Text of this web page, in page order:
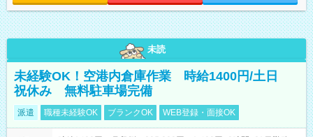
未読
未経験OK！空港内倉庫作業 時給1400円/土日
祝休み 無料駐車場完備
派遣 職種未経験OK ブランクOK WEB登録・面接OK